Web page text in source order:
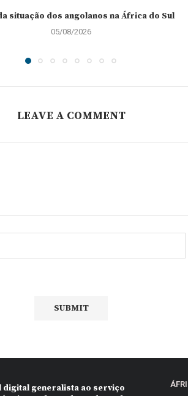
situação dos angolanos na África do Sul
05/08/2026
LEAVE A COMMENT
digital generalista ao serviço